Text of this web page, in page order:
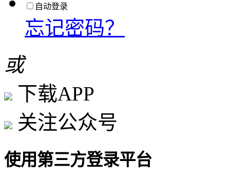
自动登录
忘记密码？
或
下载APP
关注公众号
使用第三方登录平台